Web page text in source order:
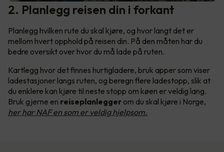
2. Planlegg reisen din i forkant
Planlegg hvilken rute du skal kjøre, og hvor langt det er
mellom hvert opphold på reisen din. På den måten har du
bedre oversikt over hvor du må lade på ruten.
Kartlegg hvor det finnes hurtigladere, bruk apper som viser
ladestasjoner langs ruten, og beregn flere ladestopp, slik at
du enklere kan kjøre til neste stopp om køen er veldig lang.
Bruk gjerne en reiseplanlegger om du skal kjøre i Norge,
her har NAF en som er veldig hjelpsom.